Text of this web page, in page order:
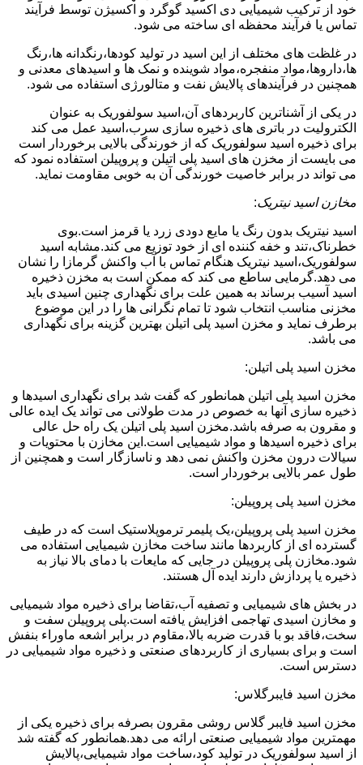
خود از ترکیب شیمیایی دی اکسید گوگرد و اکسیژن توسط فرآیند
تماس یا فرآیند محفظه ای ساخته می شود.
در غلظت های مختلف از این اسید در تولید کودها،رنگدانه ها،رنگ
ها،داروها،مواد منفجره،مواد شوینده و نمک ها و اسیدهای معدنی و
همچنین در فرآیندهای پالایش نفت و متالورژی استفاده می شود.
در یکی از آشناترین کاربردهای آن،اسید سولفوریک به عنوان
الکترولیت در باتری های ذخیره سازی سرب،اسید عمل می کند
برای ذخیره اسید سولفوریک که از خورندگی بالایی برخوردار است
می بایست از مخزن های اسید پلی اتیلن و پروپیلن استفاده نمود که
می تواند در برابر خاصیت خورندگی آن به خوبی مقاومت نماید.
مخازن اسید نیتریک:
اسید نیتریک بدون رنگ یا مایع دودی زرد یا قرمز است.بوی
خطرناک،تند و خفه کننده ای از خود توزیع می کند.مشابه اسید
سولفوریک،اسید نیتریک هنگام تماس با آب واکنش گرمازا را نشان
می دهد.گرمایی ساطع می کند که ممکن است به مخزن ذخیره
اسید آسیب برساند به همین علت برای نگهداری چنین اسیدی باید
مخزنی مناسب انتخاب شود تا تمام نگرانی ها را در این موضوع
برطرف نماید و مخزن اسید پلی اتیلن بهترین گزینه برای نگهداری
می باشد.
مخزن اسید پلی اتیلن:
مخزن اسید پلی اتیلن همانطور که گفت شد برای نگهداری اسیدها و
ذخیره سازی آنها به خصوص در مدت طولانی می تواند یک ایده عالی
و مقرون به صرفه باشد.مخزن اسید پلی اتیلن یک راه حل عالی
برای ذخیره اسیدها و مواد شیمیایی است.این مخازن با محتویات و
سیالات درون مخزن واکنش نمی دهد و ناسازگار است و همچنین از
طول عمر بالایی برخوردار است.
مخزن اسید پلی پروپیلن:
مخزن اسید پلی پروپیلن،یک پلیمر ترموپلاستیک است که در طیف
گسترده ای از کاربردها مانند ساخت مخازن شیمیایی استفاده می
شود.مخازن پلی پروپیلن در جایی که مایعات با دمای بالا نیاز به
ذخیره یا پردازش دارند ایده آل هستند.
در بخش های شیمیایی و تصفیه آب،تقاضا برای ذخیره مواد شیمیایی
و مخازن اسیدی تهاجمی افزایش یافته است.پلی پروپیلن سفت و
سخت،فاقد بو با قدرت ضربه بالا،مقاوم در برابر اشعه ماوراء بنفش
است و برای بسیاری از کاربردهای صنعتی و ذخیره مواد شیمیایی در
دسترس است.
مخزن اسید فایبرگلاس:
مخزن اسید فایبر گلاس روشی مقرون بصرفه برای ذخیره یکی از
مهمترین مواد شیمیایی صنعتی ارائه می دهد.همانطور که گفته شد
از اسید سولفوریک در تولید کود،ساخت مواد شیمیایی،پالایش